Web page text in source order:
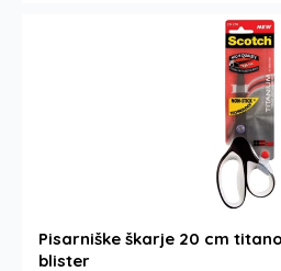
Pisarniške škarje 20 cm
blister